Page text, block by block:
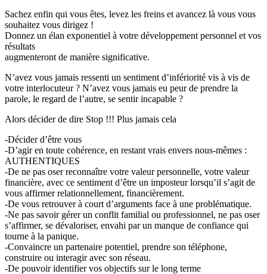
Sachez enfin qui vous êtes, levez les freins et avancez là vous vous
souhaitez vous dirigez !
Donnez un élan exponentiel à votre développement personnel et vos
résultats
augmenteront de manière significative.
N’avez vous jamais ressenti un sentiment d’infériorité vis à vis de
votre interlocuteur ? N’avez vous jamais eu peur de prendre la
parole, le regard de l’autre, se sentir incapable ?
Alors décider de dire Stop !!! Plus jamais cela
-Décider d’être vous
-D’agir en toute cohérence, en restant vrais envers nous-mêmes :
AUTHENTIQUES
-De ne pas oser reconnaître votre valeur personnelle, votre valeur
financière, avec ce sentiment d’être un imposteur lorsqu’il s’agit de
vous affirmer relationnellement, financièrement.
-De vous retrouver à court d’arguments face à une problématique.
-Ne pas savoir gérer un conflit familial ou professionnel, ne pas oser
s’affirmer, se dévaloriser, envahi par un manque de confiance qui
tourne à la panique.
-Convaincre un partenaire potentiel, prendre son téléphone,
construire ou interagir avec son réseau.
-De pouvoir identifier vos objectifs sur le long terme